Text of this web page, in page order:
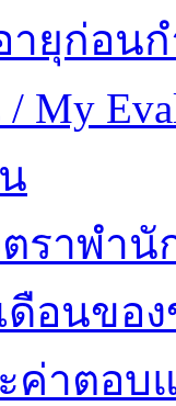
ายุก่อน
My
ราพำ
ดือนขอ
ค่าตอบ